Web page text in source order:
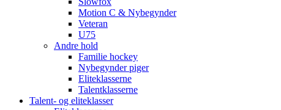
Motion C & Nybegynder
Veteran
U75
Andre hold
Familie hockey
Nybegynder piger
Eliteklasserne
Talentklasserne
Talent- og eliteklasser